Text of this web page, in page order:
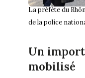
La préfète du
de la police
Un
mobilisé